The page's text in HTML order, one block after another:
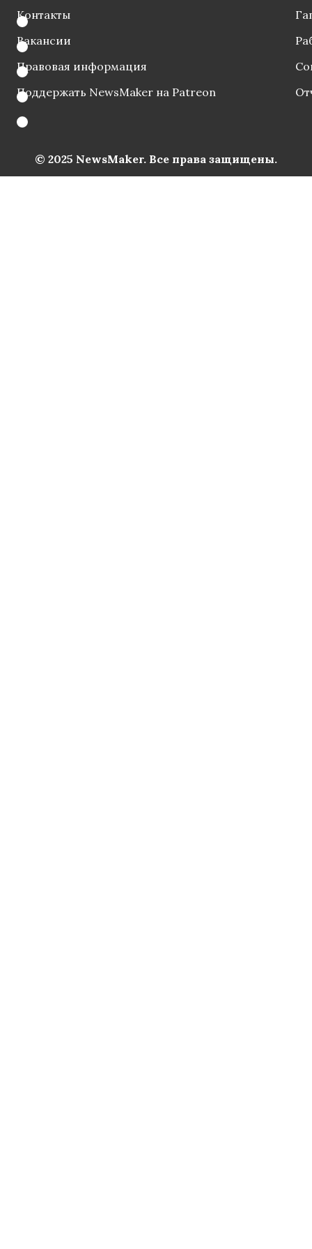
Контакты
Вакансии
Правовая информация
Поддержать NewsMaker на Patreon
© 2025 NewsMaker. Все права защищены.